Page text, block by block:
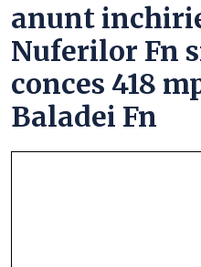
anunt
Nuferilor Fn
conces 418
Baladei Fn